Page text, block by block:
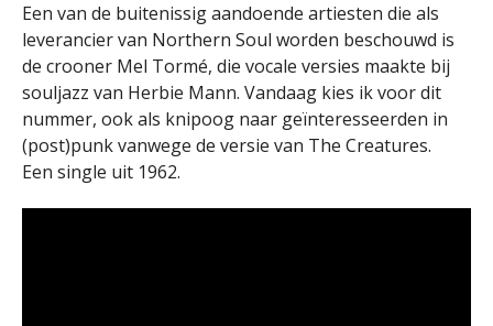
Een van de buitenissig aandoende artiesten die als
leverancier van Northern Soul worden beschouwd is
de crooner Mel Tormé, die vocale versies maakte bij
souljazz van Herbie Mann. Vandaag kies ik voor dit
nummer, ook als knipoog naar geïnteresseerden in
(post)punk vanwege de versie van The Creatures.
Een single uit 1962.